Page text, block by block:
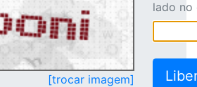
[trocar imagem]
lado no